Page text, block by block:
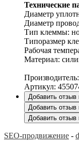
Технические
Диаметр
Диаметр
Тип клеммы:
Типоразмер
Рабочая
Материал:
Артикул:
Добавить отзыв
Добавить отзыв
Добавить отзыв
SEO-продвижение -